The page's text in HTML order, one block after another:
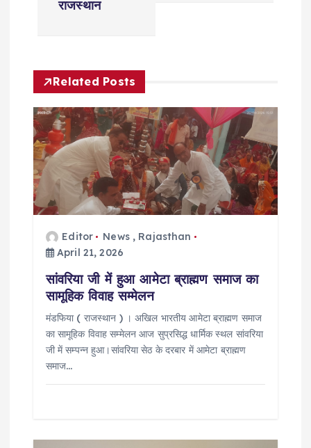
a
v
g
a
राजस्थान
Related Posts
Editor News, Rajasthan
April 21, 2026
सांवरिया जी में हुआ आमेटा ब्राह्मण समाज का
सामूहिक विवाह सम्मेलन
मंडफिया ( राजस्थान ) । अखिल भारतीय आमेटा ब्राह्मण समाज
का सामूहिक विवाह सम्मेलन आज सुप्रसिद्ध धार्मिक स्थल सांवरिया
जी में सम्पन्न हुआ।सांवरिया सेठ के दरबार में आमेटा ब्राह्मण
समाज…